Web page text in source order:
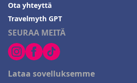
SEURAA MEITÄ
Lataa sovelluksemme
Ota yhteyttä
Travelmyth GPT